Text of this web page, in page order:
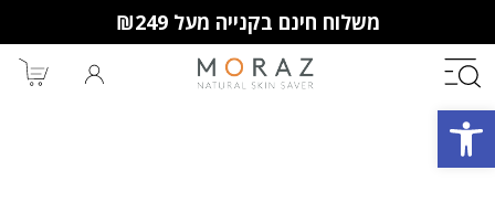
פתח סרגל נגישות
משלוח חינם בקנייה מעל ₪249